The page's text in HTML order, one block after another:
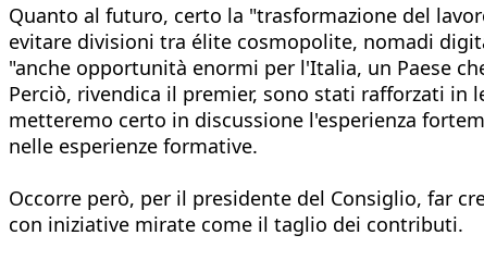
Quanto al futuro, certo la "trasformazione del
evitare divisioni tra élite cosmopolite, nomadi
"anche opportunità enormi per l'Italia, un Paese
Perciò, rivendica il premier, sono stati rafforzati in
metteremo certo in discussione l'esperienza
nelle esperienze formative.
Occorre però, per il presidente del Consiglio, far
con iniziative mirate come il taglio dei contributi.